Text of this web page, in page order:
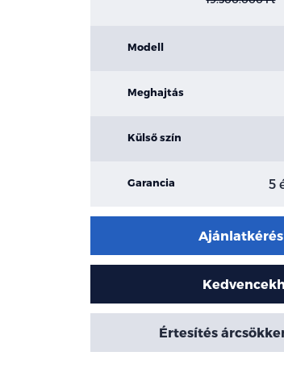
Modell
Meghajtás
Külső szín
Garancia 5
Ajánlatkérés
Értesítés